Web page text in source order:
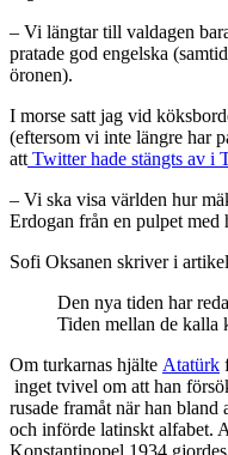
– Vi längtar till valdagen
pratade god engelska
öronen).
I morse satt jag vid
(eftersom vi inte längre har
att Twitter hade stängts av i
– Vi ska visa världen hur
Erdogan från en pulpet
Sofi Oksanen skriver i
Den nya tiden har
Tiden mellan de kalla
Om turkarnas hjälte Atatürk
inget tvivel om att han
rusade framåt när han
och införde latinskt alfabet.
Konstantinopel 1934